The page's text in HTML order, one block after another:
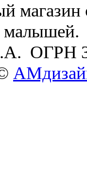
ОГРН